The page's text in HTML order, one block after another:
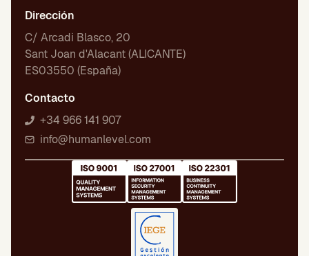
Dirección
C/ Arcadi Blasco, 20
Sant Joan d'Alacant (ALICANTE)
ES03550 (España)
Contacto
+34 966 141 907
info@humanlevel.com